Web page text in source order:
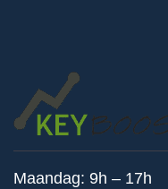
Maandag: 9h – 17h